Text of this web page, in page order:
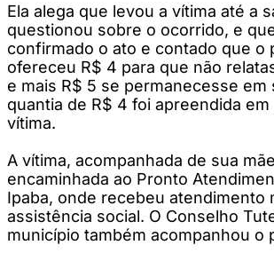
Ela alega que levou a vítima até a
questionou sobre o ocorrido, e
confirmado o ato e contado que o
ofereceu R$ 4 para que não
e mais R$ 5 se permanecesse em
quantia de R$ 4 foi apreendida em
vítima.
A vítima, acompanhada de sua
encaminhada ao Pronto
Ipaba, onde recebeu atendimento
assistência social. O Conselho
município também acompanhou o